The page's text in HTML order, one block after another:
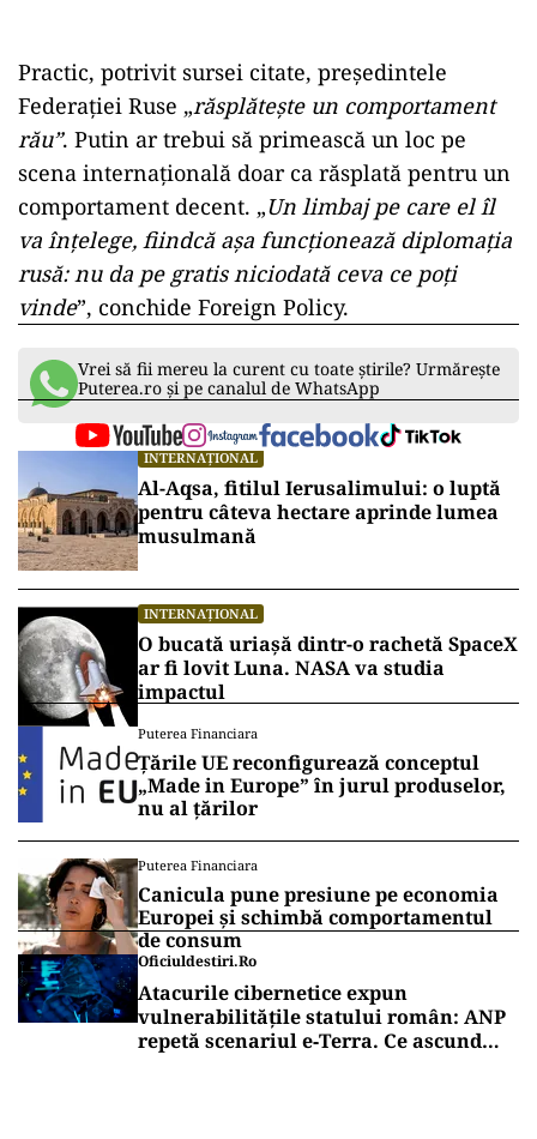
Practic, potrivit sursei citate, președintele
Federației Ruse „răsplătește un comportament
rău”. Putin ar trebui să primească un loc pe
scena internațională doar ca răsplată pentru un
comportament decent. „Un limbaj pe care el îl
va înțelege, fiindcă așa funcționează diplomația
rusă: nu da pe gratis niciodată ceva ce poți
vinde”, conchide Foreign Policy.
Vrei să fii mereu la curent cu toate știrile? Urmărește
Puterea.ro și pe canalul de WhatsApp
INTERNAȚIONAL
Al-Aqsa, fitilul Ierusalimului: o luptă
pentru câteva hectare aprinde lumea
musulmană
INTERNAȚIONAL
O bucată uriașă dintr-o rachetă SpaceX
ar fi lovit Luna. NASA va studia
impactul
Puterea Financiara
Țările UE reconfigurează conceptul
„Made in Europe” în jurul produselor,
nu al țărilor
Puterea Financiara
Canicula pune presiune pe economia
Europei și schimbă comportamentul
de consum
Oficiuldestiri.ro
Atacurile cibernetice expun
vulnerabilitățile statului român: ANP
repetă scenariul e‑Terra. Ce ascund